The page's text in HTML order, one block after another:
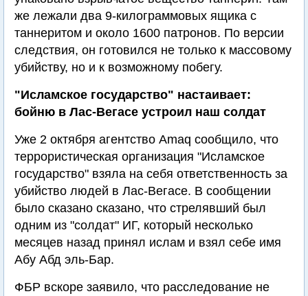
же лежали два 9-килограммовых ящика с
таннеритом и около 1600 патронов. По версии
следствия, он готовился не только к массовому
убийству, но и к возможному побегу.
"Исламское государство" настаивает:
бойню в Лас-Вегасе устроил наш солдат
Уже 2 октября агентство Amaq сообщило, что
террористическая организация "Исламское
государство" взяла на себя ответственность за
убийство людей в Лас-Вегасе. В сообщении
было сказано сказано, что стрелявший был
одним из "солдат" ИГ, который несколько
месяцев назад принял ислам и взял себе имя
Абу Абд эль-Бар.
ФБР вскоре заявило, что расследование не